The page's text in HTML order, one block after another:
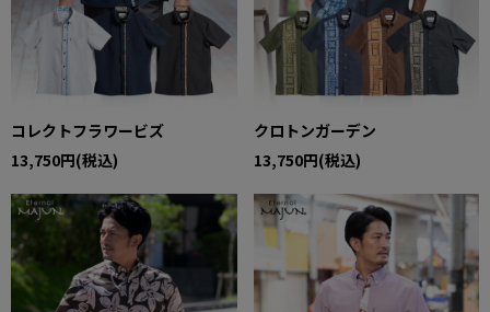
コレクトフラワービズ
13,750円(税込)
クロトンガーデン
13,750円(税込)